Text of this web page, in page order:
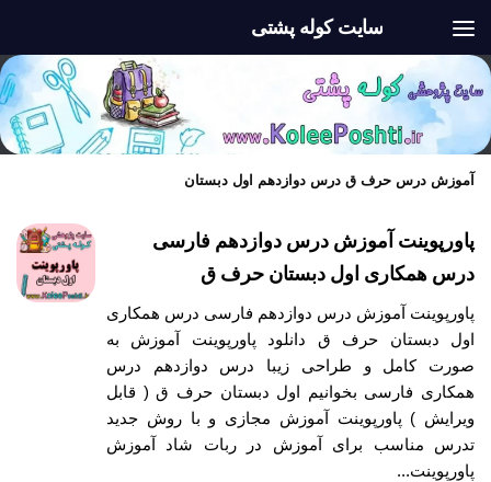
سایت کوله پشتی
آموزش درس حرف ق درس دوازدهم اول دبستان
پاورپوینت آموزش درس دوازدهم فارسی
درس همکاری اول دبستان حرف ق
پاورپوینت آموزش درس دوازدهم فارسی درس همکاری
اول دبستان حرف ق دانلود پاورپوینت آموزش به
صورت کامل و طراحی زیبا درس دوازدهم درس
همکاری فارسی بخوانیم اول دبستان حرف ق ( قابل
ویرایش ) پاورپوینت آموزش مجازی و با روش جدید
تدرس مناسب برای آموزش در ربات شاد آموزش
پاورپوینت...